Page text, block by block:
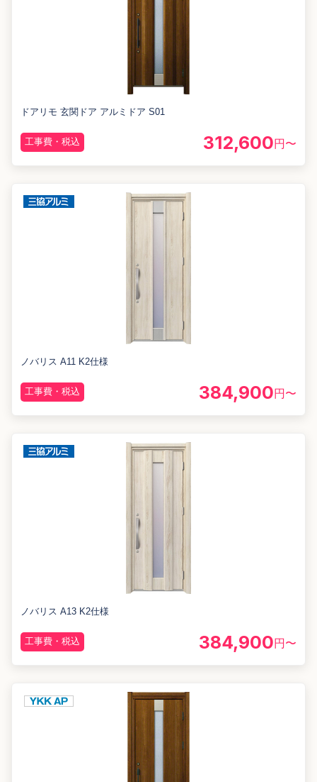
ドアリモ 玄関ドア アルミドア S01
工事費・税込 312,600円〜
ノバリス A11 K2仕様
工事費・税込 384,900円〜
ノバリス A13 K2仕様
工事費・税込 384,900円〜